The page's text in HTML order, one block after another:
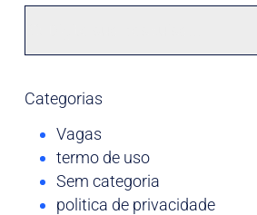
Categorias
Vagas
termo de uso
Sem categoria
politica de privacidade